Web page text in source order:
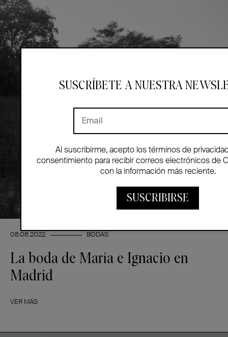
08.08.2022 BODAS
La boda de María e Ignacio en
Madrid
VER MÁS
SUSCRÍBETE A NUESTRA
Al suscribirme, acepto los términos de
consentimiento para recibir correos electrónicos de
con la información más reciente.
SUSCRIBIRSE